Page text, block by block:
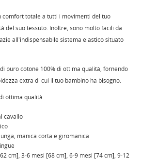
comfort totale a tutti i movimenti del tuo
del suo tessuto. Inoltre, sono molto facili da
all'indispensabile sistema elastico situato
puro cotone 100% di ottima qualità, fornendo
extra di cui il tuo bambino ha bisogno.
ottima qualità
cavallo
manica corta e giromanica
cm], 3-6 mesi [68 cm], 6-9 mesi [74 cm], 9-12